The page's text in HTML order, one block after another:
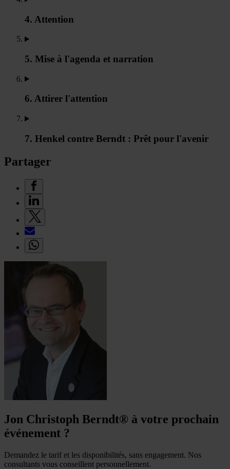
4. Attention
5. Mise à l'agenda et narration
6. Attirer l'attention
7. Henkel contre Berndt : Prêt pour l'avenir
Partager
Jon Christoph Berndt® à votre prochain
événement ?
Demandez le tarif et les disponibilités, sans engagement. Nos
consultants vous conseillent personnellement.